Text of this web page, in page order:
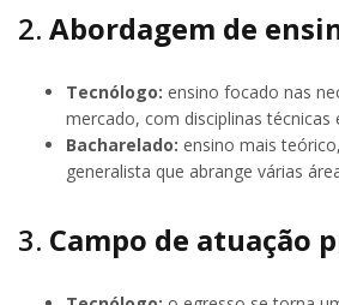
2. Abordagem de
Tecnólogo: ensino focado nas
mercado, com disciplinas técnicas
Bacharelado: ensino mais
generalista que abrange várias
3. Campo de atuação